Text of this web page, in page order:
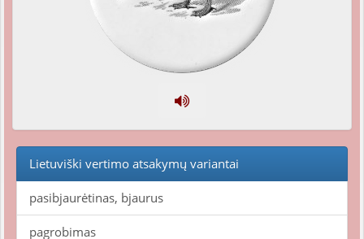
Lietuviški vertimo atsakymų variantai
pasibjaurėtinas, bjaurus
pagrobimas